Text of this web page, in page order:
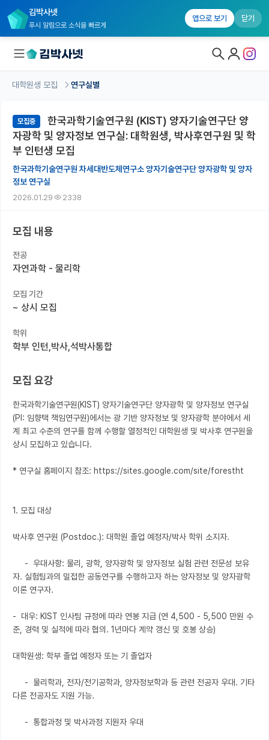
김박사넷
푸시 알림으로 소식을 빠르게
앱으로 보기 닫기
대학원생 모집 홈
기관별 모집 정보
연구실별 모집 정보
전공별 모집 정보
연구실&오픈랩
커뮤니티
유학교육
반도체 아카데미
재팬라운지 🌸
대학원생 모집 연구실별
모집중
한국과학기술연구원 (KIST) 양자기술연구단 양
자광학 및 양자정보 연구실: 대학원생, 박사후연구원 및 학
부 인턴생 모집
한국과학기술연구원 차세대반도체연구소 양자기술연구단 양자광학 및 양자
정보 연구실
2026.01.29 2338
모집 내용
전공
자연과학 - 물리학
모집 기간
~ 상시 모집
학위
학부 인턴,박사,석박사통합
모집 요강
한국과학기술연구원(KIST) 양자기술연구단 양자광학 및 양자정보 연구실
(PI: 임향택 책임연구원)에서는 광 기반 양자정보 및 양자광학 분야에서 세
계 최고 수준의 연구를 함께 수행할 열정적인 대학원생 및 박사후 연구원을
상시 모집하고 있습니다.
* 연구실 홈페이지 참조: https://sites.google.com/site/forestht
1. 모집 대상
박사후 연구원 (Postdoc.): 대학원 졸업 예정자/박사 학위 소지자.
자. 실험팀과의 밀접한 공동연구를 수행하고자 하는 양자정보 및 양자광학
이론 연구자.
-  대우: KIST 인사팀 규정에 따라 연봉 지급 (연 4,500 - 5,500 만원 수
준, 경력 및 실적에 따라 협의. 1년마다 계약 갱신 및 호봉 상승)
대학원생: 학부 졸업 예정자 또는 기 졸업자
다른 전공자도 지원 가능.